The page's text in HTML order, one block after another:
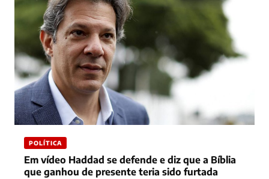
POLÍTICA
Em vídeo Haddad se defende e diz que a Bíblia
que ganhou de presente teria sido furtada